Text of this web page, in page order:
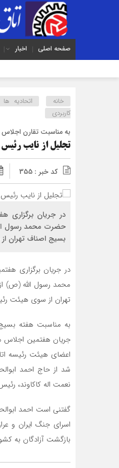
صفحه اصلی اخبار
خانه اتحادیه ها
کاربردی
به مناسبت تقارن اجلاس
تجلیل از نایب
کد خبر : 355
در جریان برگزاری
حضرت محمد رسول
بسیج اصناف تهران
در جریان برگزاری
محمد رسول الله (ص)
تهران از سوی هیئت
به مناسبت هفته
جریان هفتمین اجلاس
شد از حاج احمد
نعمت اله کاکاوند،
اسرای جنگ ایران و
بازگشت آزادگان به